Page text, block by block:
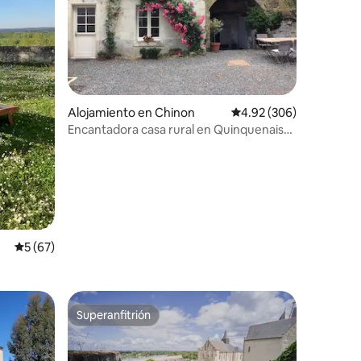
Calificación promedio: 5 de 5, 67 reseñas
5 (67)
Alojamiento en Chinon Calificación promedio:
4.92 (306)
Encantadora casa rural en Quinquenais
Superanfitrión
Superanfitrión